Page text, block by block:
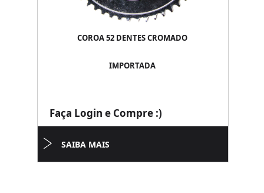
COROA 52 DENTES CROMADO
IMPORTADA
Faça Login e Compre :)
SAIBA MAIS